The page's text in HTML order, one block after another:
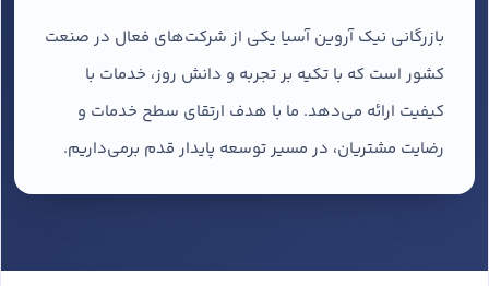
بازرگانی نیک آروین آسیا یکی از شرکت‌های فعال در صنعت
کشور است که با تکیه بر تجربه و دانش روز، خدمات با
کیفیت ارائه می‌دهد. ما با هدف ارتقای سطح خدمات و
رضایت مشتریان، در مسیر توسعه پایدار قدم برمی‌داریم.